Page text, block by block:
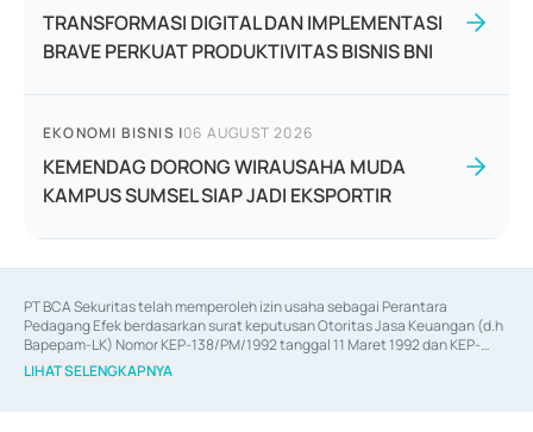
TRANSFORMASI DIGITAL DAN IMPLEMENTASI
BRAVE PERKUAT PRODUKTIVITAS BISNIS BNI
EKONOMI BISNIS |06 AUGUST 2026
KEMENDAG DORONG WIRAUSAHA MUDA
KAMPUS SUMSEL SIAP JADI EKSPORTIR
PT BCA Sekuritas telah memperoleh izin usaha sebagai Perantara
Pedagang Efek berdasarkan surat keputusan Otoritas Jasa Keuangan (d.h
Bapepam-LK) Nomor KEP-138/PM/1992 tanggal 11 Maret 1992 dan KEP-
06/D.04/2014 tanggal 28 Februari 2014, izin usaha sebagai Penjamin Emisi
Efek berdasarkan surat keputusan Otoritas Jasa Keuangan Nomor KEP-
LIHAT SELENGKAPNYA